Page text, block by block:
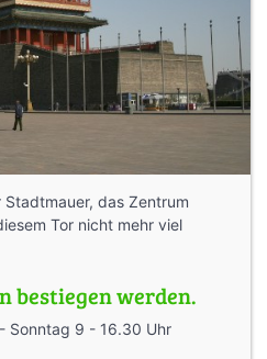
das Zentrum
Tor nicht mehr viel
bestiegen werden.
Sonntag 9 - 16.30 Uhr